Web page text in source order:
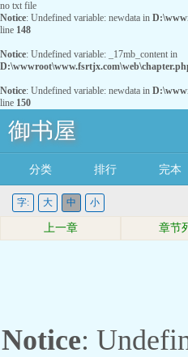
no txt file
Notice: Undefined variable: newdata in
line 148
Notice: Undefined variable: _17mb_content in
Notice: Undefined variable: newdata in
line 150
御书屋
分类 排行 完本
字: 大 中 小
上一章 章节
Notice: